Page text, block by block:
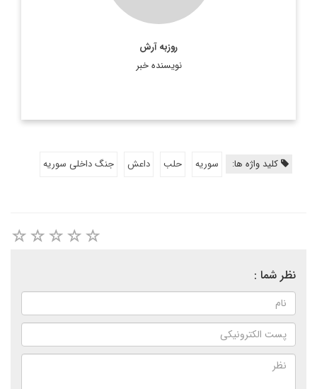
روزبه آرش
نویسنده خبر
کلید واژه ها: سوریه حلب داعش جنگ داخلی سوریه
نظر شما :